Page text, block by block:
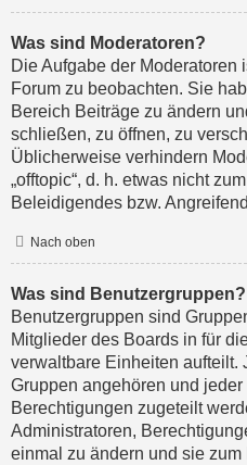
Was sind Moderatoren?
Die Aufgabe der Moderatoren
Forum zu beobachten. Sie
Bereich Beiträge zu ändern
schließen, zu öffnen, zu
Üblicherweise verhindern
„offtopic“, d. h. etwas nicht
Beleidigendes bzw.
Nach oben
Was sind Benutzergruppen?
Benutzergruppen sind
Mitglieder des Boards in für
verwaltbare Einheiten aufteilt.
Gruppen angehören und
Berechtigungen zugeteilt
Administratoren,
einmal zu ändern und sie